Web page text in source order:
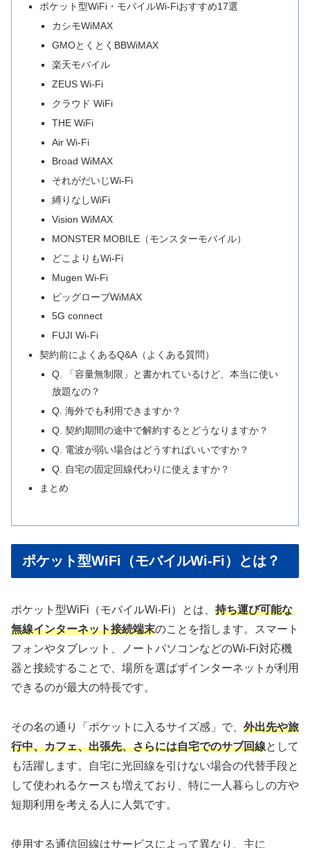
ポケット型WiFi・モバイルWi-Fiおすすめ17選
カシモWiMAX
GMOとくとくBBWiMAX
楽天モバイル
ZEUS Wi-Fi
クラウド WiFi
THE WiFi
Air Wi-Fi
Broad WiMAX
それがだいじWi-Fi
縛りなしWiFi
Vision WiMAX
MONSTER MOBILE（モンスターモバイル）
どこよりもWi-Fi
Mugen Wi-Fi
ビッグローブWiMAX
5G connect
FUJI Wi-Fi
契約前によくあるQ&A（よくある質問）
Q. 「容量無制限」と書かれているけど、本当に使い
放題なの？
Q. 海外でも利用できますか？
Q. 契約期間の途中で解約するとどうなりますか？
Q. 電波が弱い場合はどうすればいいですか？
Q. 自宅の固定回線代わりに使えますか？
まとめ
ポケット型WiFi（モバイルWi-Fi）とは？
ポケット型WiFi（モバイルWi-Fi）とは、 持ち運び可能な
無線インターネット接続端末のことを指します。スマート
フォンやタブレット、ノートパソコンなどのWi-Fi対応機
器と接続することで、場所を選ばずインターネットが利用
できるのが最大の特長です。
その名の通り「ポケットに入るサイズ感」で、 外出先や旅
行中、カフェ、出張先、さらには自宅でのサブ回線として
も活躍します。自宅に光回線を引けない場合の代替手段と
して使われるケースも増えており、特に一人暮らしの方や
短期利用を考える人に人気です。
使用する通信回線はサービスによって異なり、主に